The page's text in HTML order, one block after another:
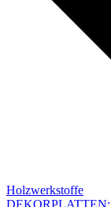
Holzwerkstoffe